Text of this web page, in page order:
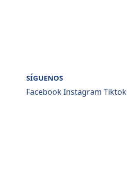
SÍGUENOS
FacebookInstagram Tiktok